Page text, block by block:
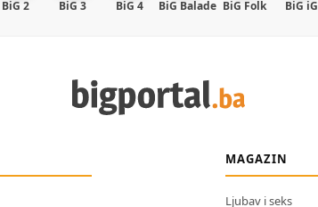
BiG 2 BiG 3 BiG 4 BiG Balade BiG Folk BiG iG
MAGAZIN
Ljubav i seks